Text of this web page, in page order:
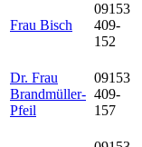
Frau Bisch
09153
409-
152
Dr. Frau
Brandmüller-
Pfeil
09153
409-
157